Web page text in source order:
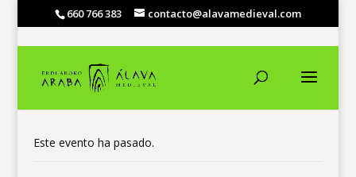
660 766 383 contacto@alavamedieval.com
Este evento ha pasado.